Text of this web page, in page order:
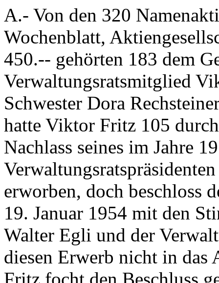
A.- Von den 320
Wochenblatt,
450.-- gehörten 183 dem
Verwaltungsratsmitglied
Schwester Dora
hatte Viktor Fritz 105
Nachlass seines im Jahre
erworben, doch beschloss
19. Januar 1954 mit den
Walter Egli und der
diesen Erwerb nicht in das